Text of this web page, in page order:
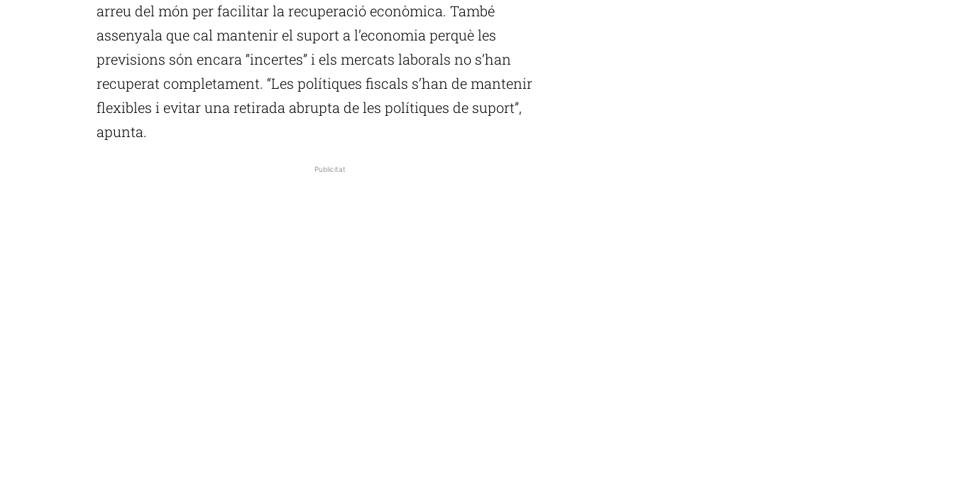
arreu del món per facilitar la recuperació econòmica. També
assenyala que cal mantenir el suport a l’economia perquè les
previsions són encara “incertes” i els mercats laborals no s’han
recuperat completament. “Les polítiques fiscals s’han de mantenir
flexibles i evitar una retirada abrupta de les polítiques de suport”,
apunta.
Publicitat